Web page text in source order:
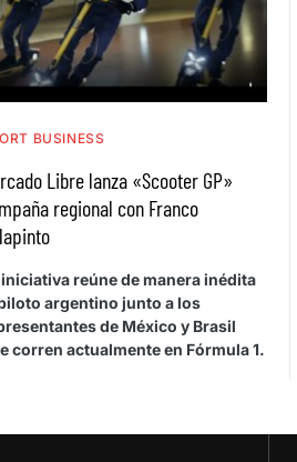
BUSINESS
Libre lanza «Scooter GP»
regional con Franco
iniciativa reúne de manera inédita
argentino junto a los
de México y Brasil
corren actualmente en Fórmula 1.